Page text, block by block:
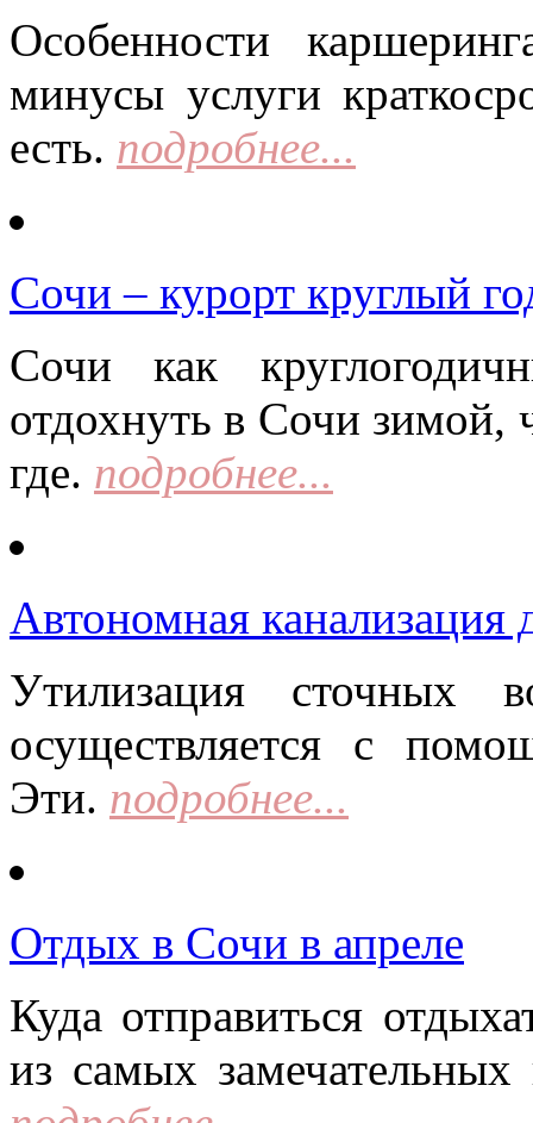
Особенности
минусы услуги
есть. подробнее...
Сочи – курорт круглый
Сочи как
отдохнуть в Сочи зимой,
где. подробнее...
Автономная канализация
Утилизация сточных
осуществляется с
Эти. подробнее...
Отдых в Сочи в апреле
Куда отправиться
из самых замечательных